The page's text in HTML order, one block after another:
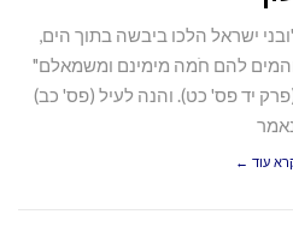
ישראל הלכו ביבשה בתוך הים,
להם חֹמה מימינם ומשמאלם"
יד פס' כט). והנה לעיל (פס' כב)
עוד ←